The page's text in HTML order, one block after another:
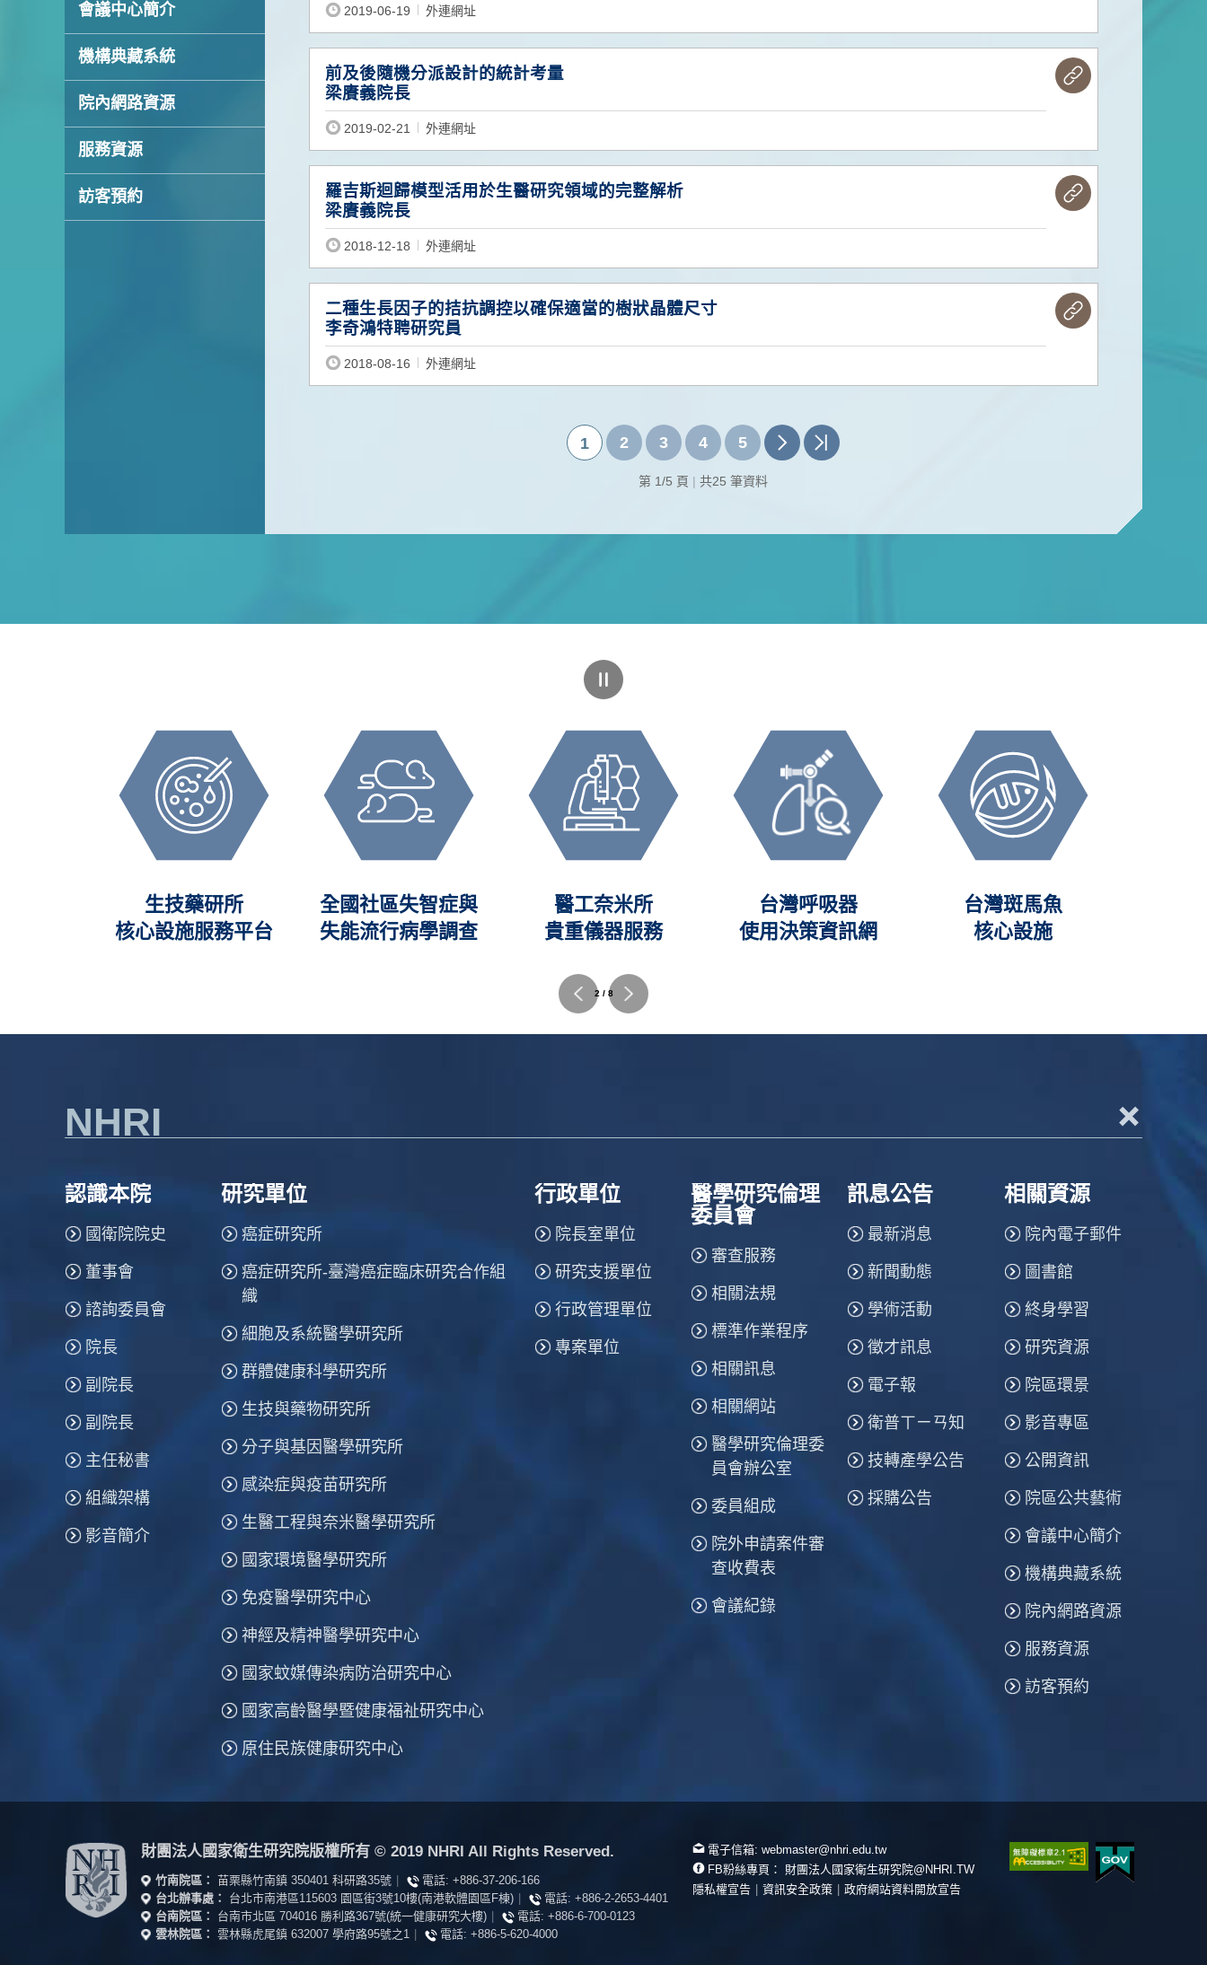
會議中心簡介
機構典藏系統
院內網路資源
服務資源
訪客預約
2019-06-19 外連網址
前及後隨機分派設計的統計考量
梁賡義院長
2019-02-21 外連網址
羅吉斯迴歸模型活用於生醫研究領域的完整解析
梁賡義院長
2018-12-18 外連網址
二種生長因子的拮抗調控以確保適當的樹狀晶體尺寸
李奇鴻特聘研究員
2018-08-16 外連網址
1 2 3 4 5
第 1/5 頁 | 共25 筆資料
生技藥研所
核心設施服務平台
全國社區失智症與
失能流行病學調查
醫工奈米所
貴重儀器服務
台灣呼吸器
使用決策資訊網
台灣斑馬魚
核心設施
2 / 8
NHRI +
認識本院
國衛院院史
董事會
諮詢委員會
院長
副院長
副院長
主任秘書
組織架構
影音簡介
研究單位
癌症研究所
癌症研究所-臺灣癌症臨床研究合作組
織
細胞及系統醫學研究所
群體健康科學研究所
生技與藥物研究所
分子與基因醫學研究所
感染症與疫苗研究所
生醫工程與奈米醫學研究所
國家環境醫學研究所
免疫醫學研究中心
神經及精神醫學研究中心
國家蚊媒傳染病防治研究中心
國家高齡醫學暨健康福祉研究中心
原住民族健康研究中心
行政單位
院長室單位
研究支援單位
行政管理單位
專案單位
醫學研究倫理
委員會
審查服務
相關法規
標準作業程序
相關訊息
相關網站
醫學研究倫理委
員會辦公室
委員組成
院外申請案件審
查收費表
會議紀錄
訊息公告
最新消息
新聞動態
學術活動
徵才訊息
電子報
衛普ㄒㄧㄢ知
技轉產學公告
採購公告
相關資源
院內電子郵件
圖書館
終身學習
研究資源
院區環景
影音專區
公開資訊
院區公共藝術
會議中心簡介
機構典藏系統
院內網路資源
服務資源
訪客預約
財團法人國家衛生研究院版權所有 © 2019 NHRI All Rights Reserved.
竹南院區： 苗栗縣竹南鎮 350401 科研路35號 電話: +886-37-206-166
台北辦事處：
台北市南港區115603 園區街3號10樓(南港軟體園區F棟) 電話: +886-2-2653-4401
台南院區：
台南市北區 704016 勝利路367號(統一健康研究大樓) 電話: +886-6-700-0123
雲林院區： 雲林縣虎尾鎮 632007 學府路95號之1 電話: +886-5-620-4000
電子信箱: webmaster@nhri.edu.tw
FB粉絲專頁：
財團法人國家衛生研究院@NHRI.TW
隱私權宣告
資訊安全政策 政府網站資料開放宣告